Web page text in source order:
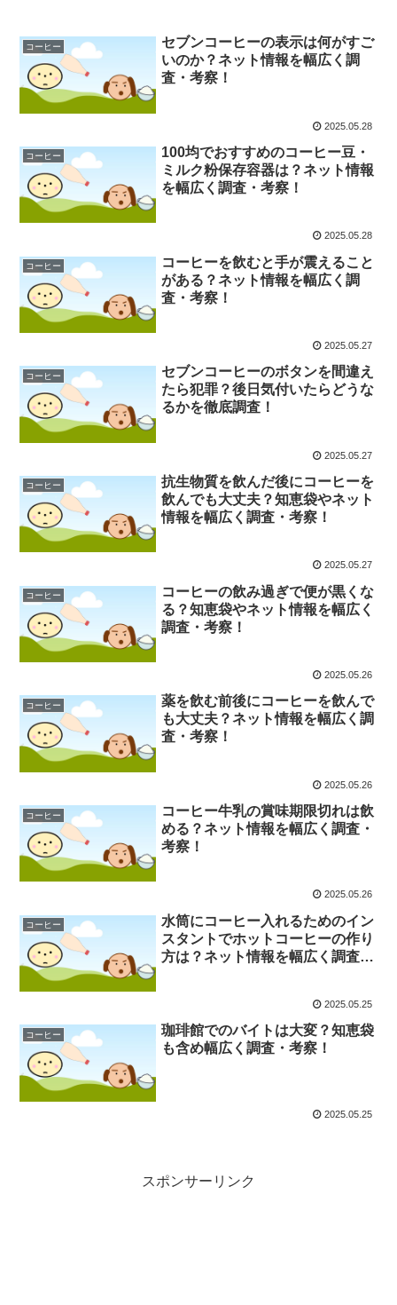
コーヒー
セブンコーヒーの表示は何がすご
いのか？ネット情報を幅広く調
査・考察！
2025.05.28
コーヒー
100均でおすすめのコーヒー豆・
ミルク粉保存容器は？ネット情報
を幅広く調査・考察！
2025.05.28
コーヒー
コーヒーを飲むと手が震えること
がある？ネット情報を幅広く調
査・考察！
2025.05.27
コーヒー
セブンコーヒーのボタンを間違え
たら犯罪？後日気付いたらどうな
るかを徹底調査！
2025.05.27
コーヒー
抗生物質を飲んだ後にコーヒーを
飲んでも大丈夫？知恵袋やネット
情報を幅広く調査・考察！
2025.05.27
コーヒー
コーヒーの飲み過ぎで便が黒くな
る？知恵袋やネット情報を幅広く
調査・考察！
2025.05.26
コーヒー
薬を飲む前後にコーヒーを飲んで
も大丈夫？ネット情報を幅広く調
査・考察！
2025.05.26
コーヒー
コーヒー牛乳の賞味期限切れは飲
める？ネット情報を幅広く調査・
考察！
2025.05.26
コーヒー
水筒にコーヒー入れるためのイン
スタントでホットコーヒーの作り
方は？ネット情報を幅広く調査・
2025.05.25
コーヒー
珈琲館でのバイトは大変？知恵袋
も含め幅広く調査・考察！
2025.05.25
スポンサーリンク